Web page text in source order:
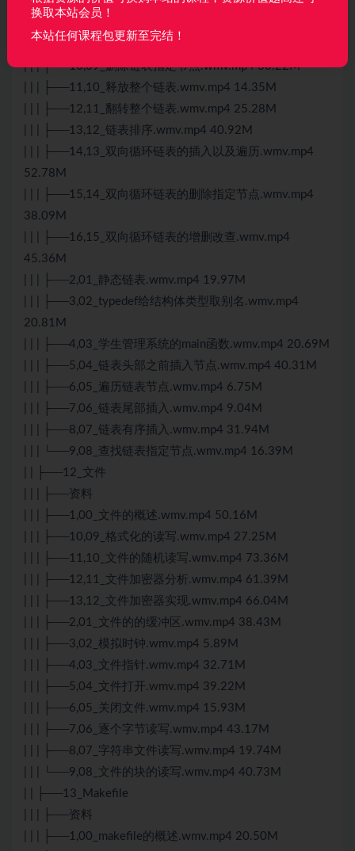
| | | ├──1,00_链表的概述.wmv.mp4 44.51M
| | | ├──10,09_删除链表指定节点.wmv.mp4 30.22M
| | | ├──11,10_释放整个链表.wmv.mp4 14.35M
| | | ├──12,11_翻转整个链表.wmv.mp4 25.28M
| | | ├──13,12_链表排序.wmv.mp4 40.92M
| | | ├──14,13_双向循环链表的插入以及遍历.wmv.mp4
52.78M
| | | ├──15,14_双向循环链表的删除指定节点.wmv.mp4
38.09M
| | | ├──16,15_双向循环链表的增删改查.wmv.mp4
45.36M
| | | ├──2,01_静态链表.wmv.mp4 19.97M
| | | ├──3,02_typedef给结构体类型取别名.wmv.mp4
20.81M
| | | ├──4,03_学生管理系统的main函数.wmv.mp4 20.69M
| | | ├──5,04_链表头部之前插入节点.wmv.mp4 40.31M
| | | ├──6,05_遍历链表节点.wmv.mp4 6.75M
| | | ├──7,06_链表尾部插入.wmv.mp4 9.04M
| | | ├──8,07_链表有序插入.wmv.mp4 31.94M
| | | └──9,08_查找链表指定节点.wmv.mp4 16.39M
| | ├──12_文件
| | | ├──资料
| | | ├──1,00_文件的概述.wmv.mp4 50.16M
| | | ├──10,09_格式化的读写.wmv.mp4 27.25M
| | | ├──11,10_文件的随机读写.wmv.mp4 73.36M
| | | ├──12,11_文件加密器分析.wmv.mp4 61.39M
| | | ├──13,12_文件加密器实现.wmv.mp4 66.04M
| | | ├──2,01_文件的的缓冲区.wmv.mp4 38.43M
| | | ├──3,02_模拟时钟.wmv.mp4 5.89M
| | | ├──4,03_文件指针.wmv.mp4 32.71M
| | | ├──5,04_文件打开.wmv.mp4 39.22M
| | | ├──6,05_关闭文件.wmv.mp4 15.93M
| | | ├──7,06_逐个字节读写.wmv.mp4 43.17M
| | | ├──8,07_字符串文件读写.wmv.mp4 19.74M
| | | └──9,08_文件的块的读写.wmv.mp4 40.73M
| | ├──13_Makefile
| | | ├──资料
| | | ├──1,00_makefile的概述.wmv.mp4 20.50M
换取本站会员！
本站任何课程包更新至完结！